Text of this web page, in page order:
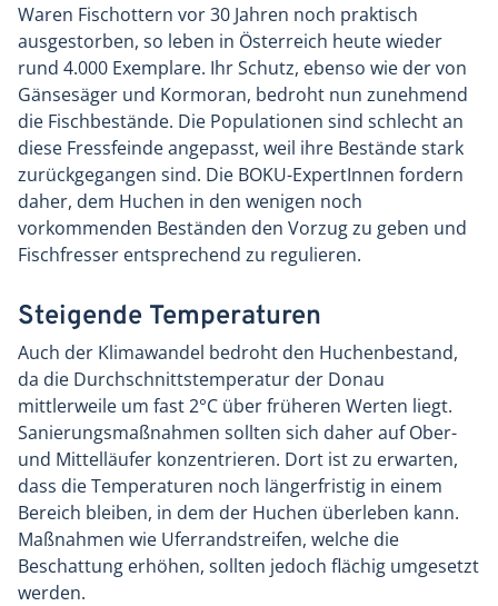
Waren Fischottern vor 30 Jahren noch praktisch
ausgestorben, so leben in Österreich heute wieder
rund 4.000 Exemplare. Ihr Schutz, ebenso wie der von
Gänsesäger und Kormoran, bedroht nun zunehmend
die Fischbestände. Die Populationen sind schlecht an
diese Fressfeinde angepasst, weil ihre Bestände stark
zurückgegangen sind. Die BOKU-ExpertInnen fordern
daher, dem Huchen in den wenigen noch
vorkommenden Beständen den Vorzug zu geben und
Fischfresser entsprechend zu regulieren.
Steigende Temperaturen
Auch der Klimawandel bedroht den Huchenbestand,
da die Durchschnittstemperatur der Donau
mittlerweile um fast 2°C über früheren Werten liegt.
Sanierungsmaßnahmen sollten sich daher auf Ober-
und Mittelläufer konzentrieren. Dort ist zu erwarten,
dass die Temperaturen noch längerfristig in einem
Bereich bleiben, in dem der Huchen überleben kann.
Maßnahmen wie Uferrandstreifen, welche die
Beschattung erhöhen, sollten jedoch flächig umgesetzt
werden.